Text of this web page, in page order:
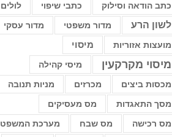
כתב הודאה וסילוק כתבי שיפוי לולים
לשון הרע מדור משפטי
מדור עסקי
מועצות אזוריות
מיסוי
מיסוי מקרקעין
מיסי קהילה
מכסות ביצים
מכרזים
מניות תנובה
מסך התאגדות
מס מעסיקים
מס רכישה
מס שבח
מערכת המשפט